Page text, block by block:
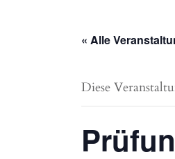
« Alle
Diese